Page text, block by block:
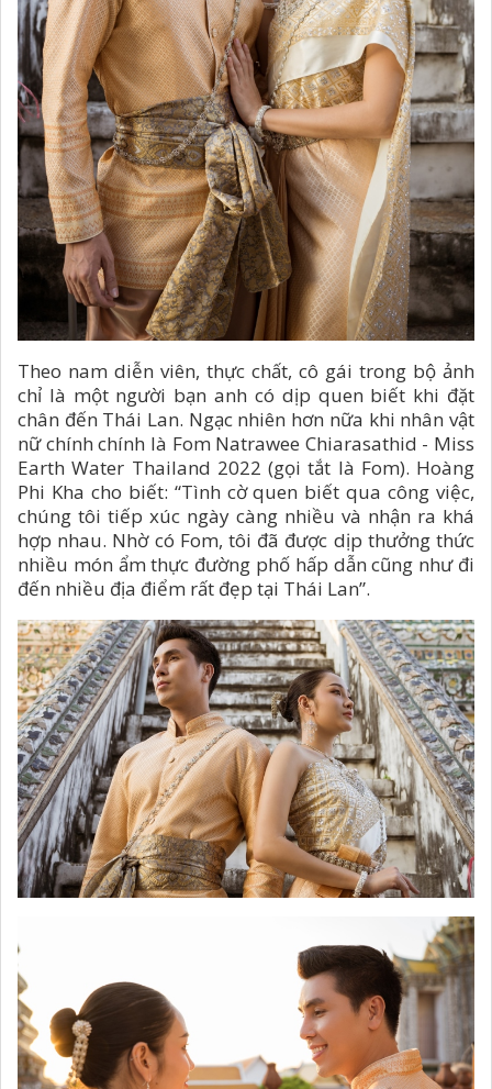
Theo nam diễn viên, thực chất, cô gái trong bộ ảnh
chỉ là một người bạn anh có dịp quen biết khi đặt
chân đến Thái Lan. Ngạc nhiên hơn nữa khi nhân vật
nữ chính chính là Fom Natrawee Chiarasathid - Miss
Earth Water Thailand 2022 (gọi tắt là Fom). Hoàng
Phi Kha cho biết: “Tình cờ quen biết qua công việc,
chúng tôi tiếp xúc ngày càng nhiều và nhận ra khá
hợp nhau. Nhờ có Fom, tôi đã được dịp thưởng thức
nhiều món ẩm thực đường phố hấp dẫn cũng như đi
đến nhiều địa điểm rất đẹp tại Thái Lan”.